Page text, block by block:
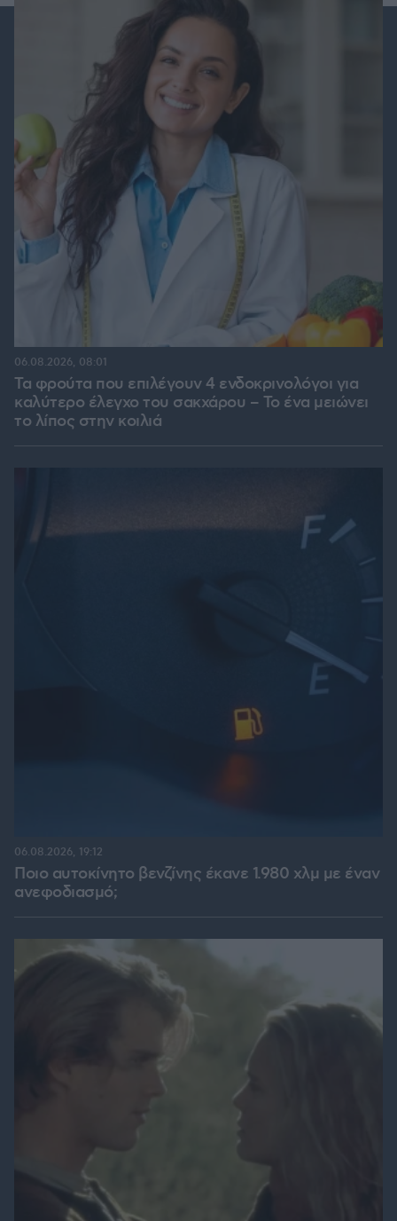
Τα φρούτα που επιλέγουν 4 ενδοκρινολόγοι για
καλύτερο έλεγχο του σακχάρου – Το ένα μειώνει
το λίπος στην κοιλιά
06.08.2026, 08:01
Ποιο αυτοκίνητο βενζίνης έκανε 1.980 χλμ με έναν
ανεφοδιασμό;
06.08.2026, 19:12